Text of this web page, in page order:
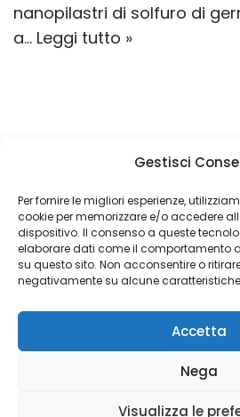
Gestisci
Per fornire le migliori esperienze,
cookie per memorizzare e/o accedere
dispositivo. Il consenso a queste
elaborare dati come il comportamento
su questo sito. Non acconsentire o
negativamente su alcune
Accetta
Nega
Visualizza le
nanopilastri di solfuro di
a… Leggi tutto »
Copyright 2026 © Coded with ♥
Fondatore di Seetalabs®